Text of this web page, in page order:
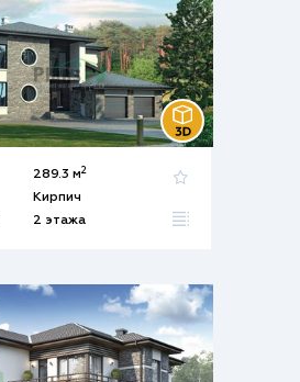
289.3 м2
Кирпич
2 этажа